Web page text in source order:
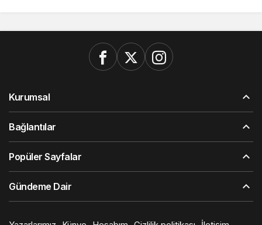
Kurumsal
Bağlantılar
Popüler Sayfalar
Gündeme Dair